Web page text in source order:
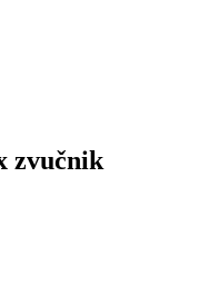
zvučnik